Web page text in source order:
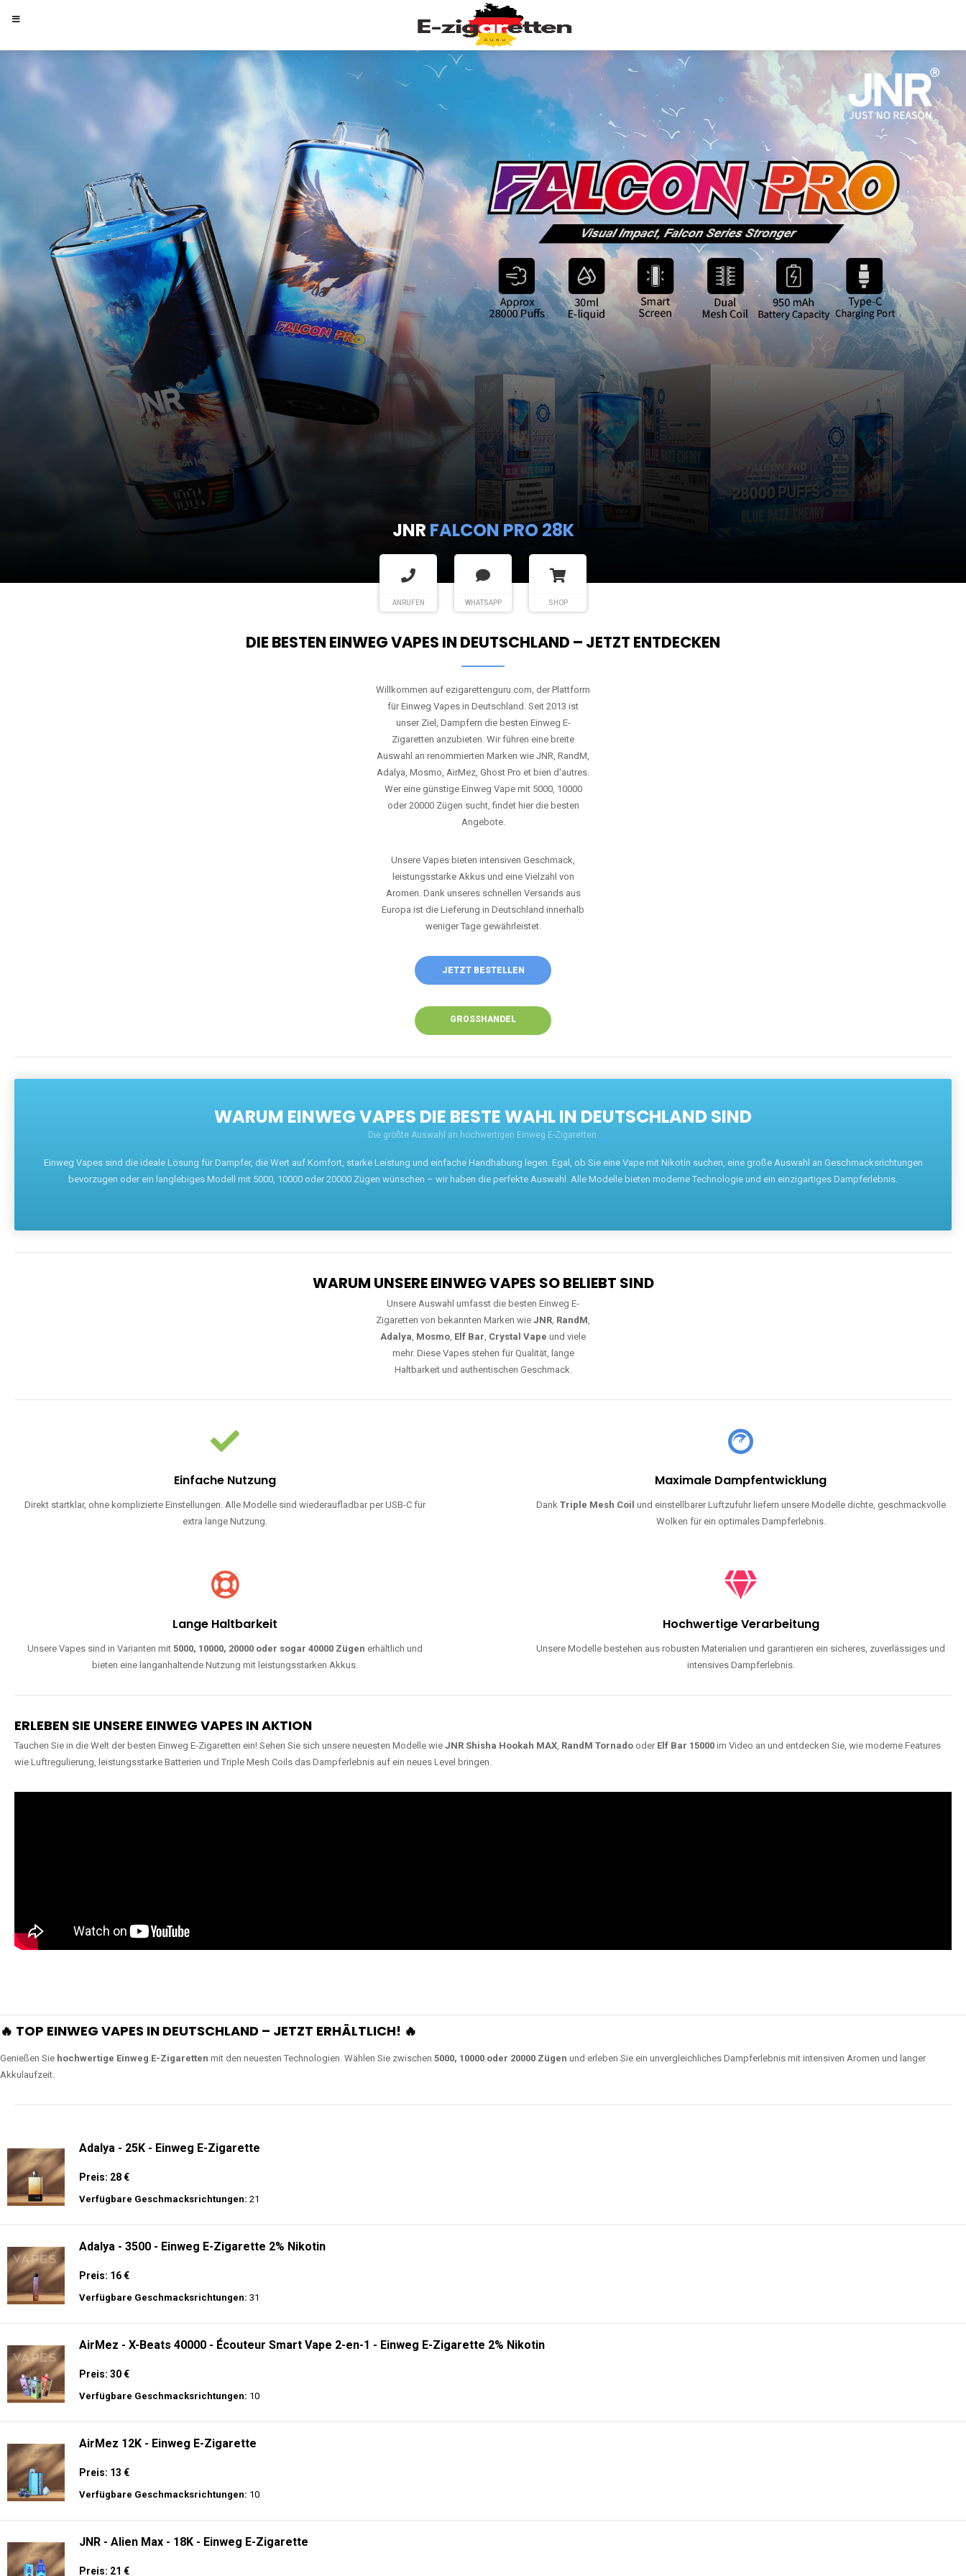
JNR FALCON PRO 28K
ANRUFEN WHATSAPP SHOP
DIE BESTEN EINWEG VAPES IN DEUTSCHLAND – JETZT ENTDECKEN
Willkommen auf ezigarettenguru.com, der Plattform
für Einweg Vapes in Deutschland. Seit 2013 ist
unser Ziel, Dampfern die besten Einweg E-
Zigaretten anzubieten. Wir führen eine breite
Auswahl an renommierten Marken wie JNR, RandM,
Adalya, Mosmo, AirMez, Ghost Pro et bien d'autres.
Wer eine günstige Einweg Vape mit 5000, 10000
oder 20000 Zügen sucht, findet hier die besten
Angebote.
Unsere Vapes bieten intensiven Geschmack,
leistungsstarke Akkus und eine Vielzahl von
Aromen. Dank unseres schnellen Versands aus
Europa ist die Lieferung in Deutschland innerhalb
weniger Tage gewährleistet.
JETZT BESTELLEN
GROSSHANDEL
WARUM EINWEG VAPES DIE BESTE WAHL IN DEUTSCHLAND SIND
Die größte Auswahl an hochwertigen Einweg E-Zigaretten.
Einweg Vapes sind die ideale Lösung für Dampfer, die Wert auf Komfort, starke Leistung und einfache Handhabung legen. Egal, ob Sie eine Vape mit Nikotin suchen, eine große Auswahl an Geschmacksrichtungen
bevorzugen oder ein langlebiges Modell mit 5000, 10000 oder 20000 Zügen wünschen – wir haben die perfekte Auswahl. Alle Modelle bieten moderne Technologie und ein einzigartiges Dampferlebnis.
WARUM UNSERE EINWEG VAPES SO BELIEBT SIND
Unsere Auswahl umfasst die besten Einweg E-
Zigaretten von bekannten Marken wie JNR, RandM,
Adalya, Mosmo, Elf Bar, Crystal Vape und viele
mehr. Diese Vapes stehen für Qualität, lange
Haltbarkeit und authentischen Geschmack.
Einfache Nutzung
Direkt startklar, ohne komplizierte Einstellungen. Alle Modelle sind wiederaufladbar per USB-C für
extra lange Nutzung.
Maximale Dampfentwicklung
Dank Triple Mesh Coil und einstellbarer Luftzufuhr liefern unsere Modelle dichte, geschmackvolle
Wolken für ein optimales Dampferlebnis.
Lange Haltbarkeit
Unsere Vapes sind in Varianten mit5000, 10000, 20000 oder sogar 40000 Zügen erhältlich und
bieten eine langanhaltende Nutzung mit leistungsstarken Akkus.
Hochwertige Verarbeitung
Unsere Modelle bestehen aus robusten Materialien und garantieren ein sicheres, zuverlässiges und
intensives Dampferlebnis.
ERLEBEN SIE UNSERE EINWEG VAPES IN AKTION
Tauchen Sie in die Welt der besten Einweg E-Zigaretten ein! Sehen Sie sich unsere neuesten Modelle wie JNR Shisha Hookah MAX, RandM Tornado oder Elf Bar 15000 im Video an und entdecken Sie, wie moderne Features
wie Luftregulierung, leistungsstarke Batterien und Triple Mesh Coils das Dampferlebnis auf ein neues Level bringen.
🔥 TOP EINWEG VAPES IN DEUTSCHLAND – JETZT ERHÄLTLICH! 🔥
Genießen Sie hochwertige Einweg E-Zigaretten mit den neuesten Technologien. Wählen Sie zwischen 5000, 10000 oder 20000 Zügen und erleben Sie ein unvergleichliches Dampferlebnis mit intensiven Aromen und langer
Akkulaufzeit.
Adalya - 25K - Einweg E-Zigarette
Preis: 28 €
Verfügbare Geschmacksrichtungen: 21
Adalya - 3500 - Einweg E-Zigarette 2% Nikotin
Preis: 16 €
Verfügbare Geschmacksrichtungen: 31
AirMez - X-Beats 40000 - Écouteur Smart Vape 2-en-1 - Einweg E-Zigarette 2% Nikotin
Preis: 30 €
Verfügbare Geschmacksrichtungen: 10
AirMez 12K - Einweg E-Zigarette
Preis: 13 €
Verfügbare Geschmacksrichtungen: 10
JNR - Alien Max - 18K - Einweg E-Zigarette
Preis: 21 €